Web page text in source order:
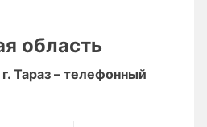
область
Тараз – телефонный